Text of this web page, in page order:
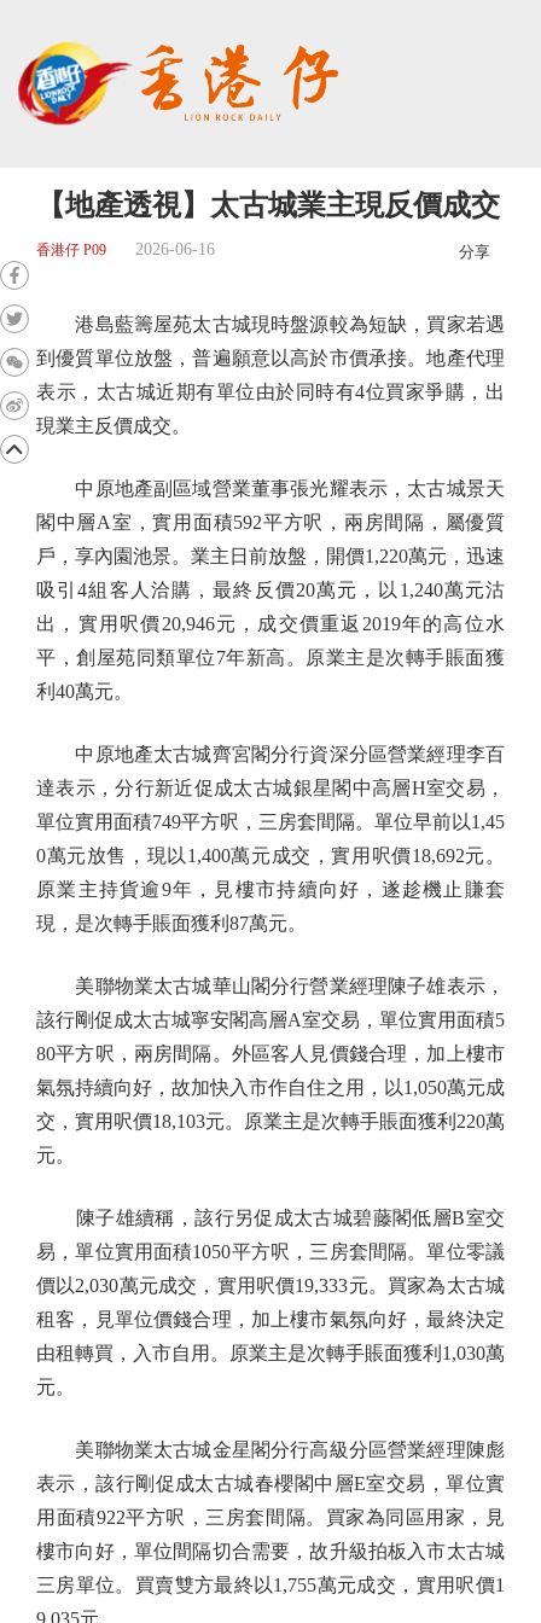
【地產透視】太古城業主現反價成交
香港仔 P09 2026-06-16 分享
港島藍籌屋苑太古城現時盤源較為短缺，買家若遇
到優質單位放盤，普遍願意以高於市價承接。地產代理
表示，太古城近期有單位由於同時有4位買家爭購，出
現業主反價成交。
中原地產副區域營業董事張光耀表示，太古城景天
閣中層A室，實用面積592平方呎，兩房間隔，屬優質
戶，享內園池景。業主日前放盤，開價1,220萬元，迅速
吸引4組客人洽購，最終反價20萬元，以1,240萬元沽
出，實用呎價20,946元，成交價重返2019年的高位水
平，創屋苑同類單位7年新高。原業主是次轉手賬面獲
利40萬元。
中原地產太古城齊宮閣分行資深分區營業經理李百
達表示，分行新近促成太古城銀星閣中高層H室交易，
單位實用面積749平方呎，三房套間隔。單位早前以1,45
0萬元放售，現以1,400萬元成交，實用呎價18,692元。
原業主持貨逾9年，見樓市持續向好，遂趁機止賺套
現，是次轉手賬面獲利87萬元。
美聯物業太古城華山閣分行營業經理陳子雄表示，
該行剛促成太古城寧安閣高層A室交易，單位實用面積5
80平方呎，兩房間隔。外區客人見價錢合理，加上樓市
氣氛持續向好，故加快入市作自住之用，以1,050萬元成
交，實用呎價18,103元。原業主是次轉手賬面獲利220萬
元。
陳子雄續稱，該行另促成太古城碧藤閣低層B室交
易，單位實用面積1050平方呎，三房套間隔。單位零議
價以2,030萬元成交，實用呎價19,333元。買家為太古城
租客，見單位價錢合理，加上樓市氣氛向好，最終決定
由租轉買，入市自用。原業主是次轉手賬面獲利1,030萬
元。
美聯物業太古城金星閣分行高級分區營業經理陳彪
表示，該行剛促成太古城春櫻閣中層E室交易，單位實
用面積922平方呎，三房套間隔。買家為同區用家，見
樓市向好，單位間隔切合需要，故升級拍板入市太古城
三房單位。買賣雙方最終以1,755萬元成交，實用呎價1
9,035元。